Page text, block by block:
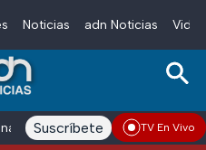
Noticias adn Noticias
adn Noticias Radio
Suscríbete TV En Vivo